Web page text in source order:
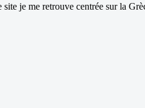
je me retrouve centrée sur la